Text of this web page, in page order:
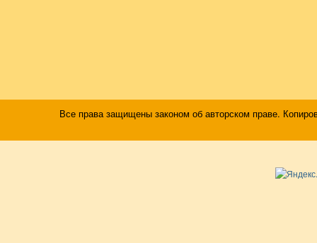
Все права защищены законом об авторском праве.